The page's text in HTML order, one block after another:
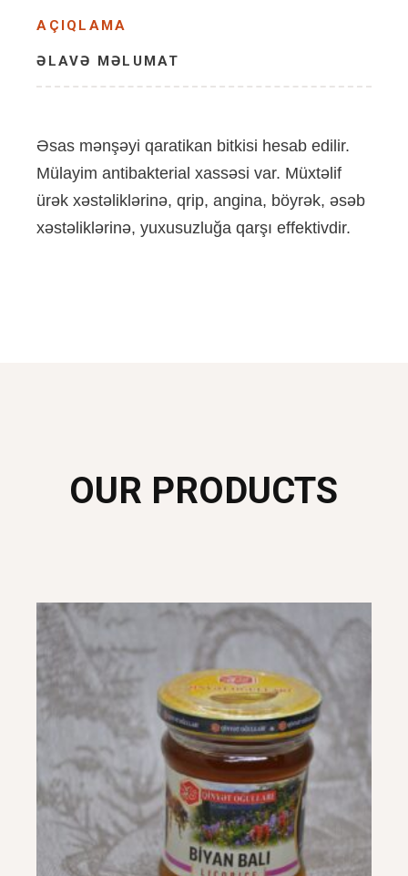
AÇIQLAMA
ƏLAVƏ MƏLUMAT
Əsas mənşəyi qaratikan bitkisi hesab edilir.
Mülayim antibakterial xassəsi var. Müxtəlif
ürək xəstəliklərinə, qrip, angina, böyrək, əsəb
xəstəliklərinə, yuxusuzluğa qarşı effektivdir.
OUR PRODUCTS